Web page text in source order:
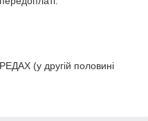
(у другій половині